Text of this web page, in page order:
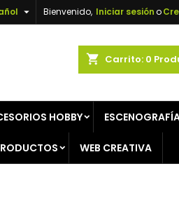
Bienvenido, Iniciar sesióno

shopping_cart Carrito: 0
HOBBY
WEB CREATIVA